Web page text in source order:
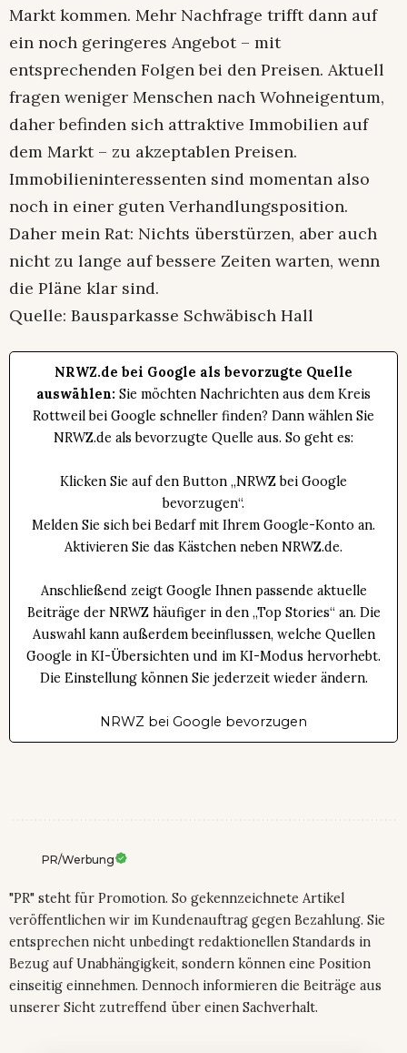
Markt kommen. Mehr Nachfrage trifft dann auf
ein noch geringeres Angebot – mit
entsprechenden Folgen bei den Preisen. Aktuell
fragen weniger Menschen nach Wohneigentum,
daher befinden sich attraktive Immobilien auf
dem Markt – zu akzeptablen Preisen.
Immobilieninteressenten sind momentan also
noch in einer guten Verhandlungsposition.
Daher mein Rat: Nichts überstürzen, aber auch
nicht zu lange auf bessere Zeiten warten, wenn
die Pläne klar sind.
Quelle: Bausparkasse Schwäbisch Hall
NRWZ.de bei Google als bevorzugte Quelle
auswählen: Sie möchten Nachrichten aus dem Kreis
Rottweil bei Google schneller finden? Dann wählen Sie
NRWZ.de als bevorzugte Quelle aus. So geht es:
Klicken Sie auf den Button „NRWZ bei Google
bevorzugen“.
Melden Sie sich bei Bedarf mit Ihrem Google-Konto an.
Aktivieren Sie das Kästchen neben NRWZ.de.
Anschließend zeigt Google Ihnen passende aktuelle
Beiträge der NRWZ häufiger in den „Top Stories“ an. Die
Auswahl kann außerdem beeinflussen, welche Quellen
Google in KI-Übersichten und im KI-Modus hervorhebt.
Die Einstellung können Sie jederzeit wieder ändern.
NRWZ bei Google bevorzugen
PR/Werbung
"PR" steht für Promotion. So gekennzeichnete Artikel
veröffentlichen wir im Kundenauftrag gegen Bezahlung. Sie
entsprechen nicht unbedingt redaktionellen Standards in
Bezug auf Unabhängigkeit, sondern können eine Position
einseitig einnehmen. Dennoch informieren die Beiträge aus
unserer Sicht zutreffend über einen Sachverhalt.